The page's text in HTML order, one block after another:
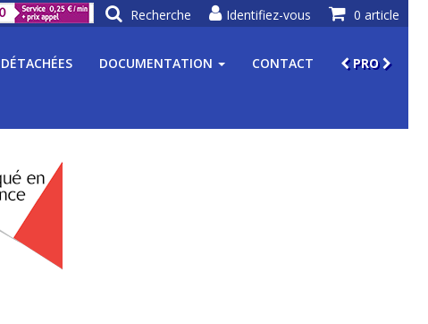
DOCUMENTATION CONTACT PRO
0 article
Identifiez-vous
Recherche